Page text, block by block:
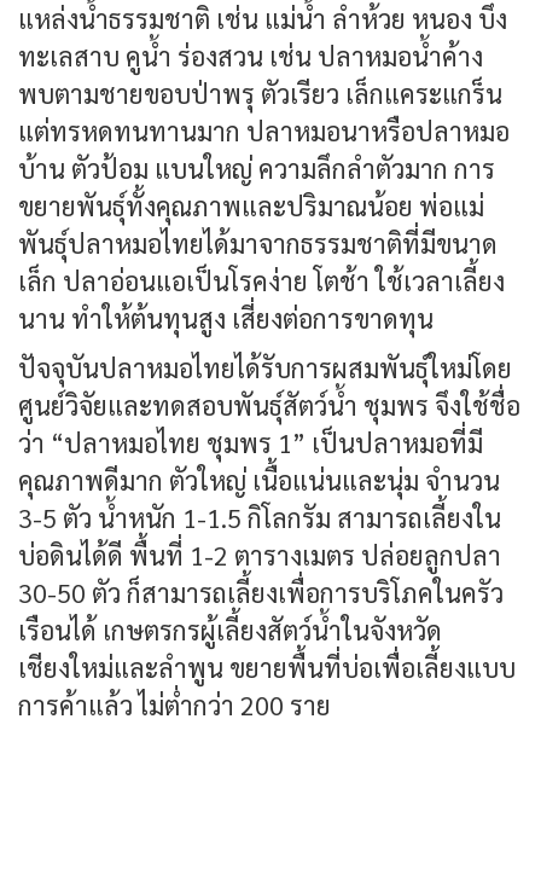
แหล่งน้ำธรรมชาติ เช่น แม่น้ำ ลำห้วย หนอง บึง
ทะเลสาบ คูน้ำ ร่องสวน เช่น ปลาหมอน้ำค้าง
พบตามชายขอบป่าพรุ ตัวเรียว เล็กแคระแกร็น
แต่ทรหดทนทานมาก ปลาหมอนาหรือปลาหมอ
บ้าน ตัวป้อม แบนใหญ่ ความลึกลำตัวมาก การ
ขยายพันธุ์ทั้งคุณภาพและปริมาณน้อย พ่อแม่
พันธุ์ปลาหมอไทยได้มาจากธรรมชาติที่มีขนาด
เล็ก ปลาอ่อนแอเป็นโรคง่าย โตช้า ใช้เวลาเลี้ยง
นาน ทำให้ต้นทุนสูง เสี่ยงต่อการขาดทุน
ปัจจุบันปลาหมอไทยได้รับการผสมพันธุ์ใหม่โดย
ศูนย์วิจัยและทดสอบพันธุ์สัตว์น้ำ ชุมพร จึงใช้ชื่อ
ว่า “ปลาหมอไทย ชุมพร 1” เป็นปลาหมอที่มี
คุณภาพดีมาก ตัวใหญ่ เนื้อแน่นและนุ่ม จำนวน
3-5 ตัว น้ำหนัก 1-1.5 กิโลกรัม สามารถเลี้ยงใน
บ่อดินได้ดี พื้นที่ 1-2 ตารางเมตร ปล่อยลูกปลา
30-50 ตัว ก็สามารถเลี้ยงเพื่อการบริโภคในครัว
เรือนได้ เกษตรกรผู้เลี้ยงสัตว์น้ำในจังหวัด
เชียงใหม่และลำพูน ขยายพื้นที่บ่อเพื่อเลี้ยงแบบ
การค้าแล้ว ไม่ต่ำกว่า 200 ราย